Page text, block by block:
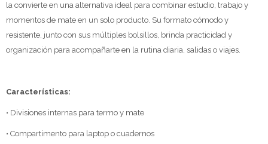
la convierte en una alternativa ideal para combinar estudio, trabajo y
momentos de mate en un solo producto. Su formato cómodo y
resistente, junto con sus múltiples bolsillos, brinda practicidad y
organización para acompañarte en la rutina diaria, salidas o viajes.
Características:
• Divisiones internas para termo y mate
• Compartimento para laptop o cuadernos